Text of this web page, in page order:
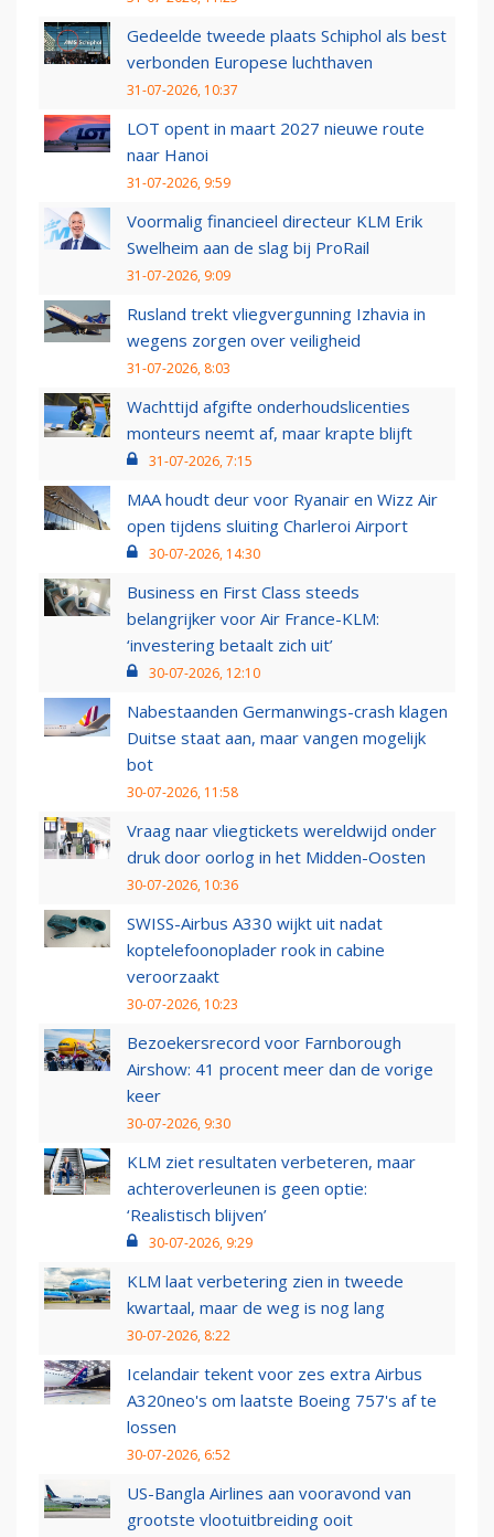
Gedeelde tweede plaats Schiphol als best
verbonden Europese luchthaven
31-07-2026, 10:37
LOT opent in maart 2027 nieuwe route
naar Hanoi
31-07-2026, 9:59
Voormalig financieel directeur KLM Erik
Swelheim aan de slag bij ProRail
31-07-2026, 9:09
Rusland trekt vliegvergunning Izhavia in
wegens zorgen over veiligheid
31-07-2026, 8:03
Wachttijd afgifte onderhoudslicenties
monteurs neemt af, maar krapte blijft
31-07-2026, 7:15
MAA houdt deur voor Ryanair en Wizz Air
open tijdens sluiting Charleroi Airport
30-07-2026, 14:30
Business en First Class steeds
belangrijker voor Air France-KLM:
‘investering betaalt zich uit’
30-07-2026, 12:10
Nabestaanden Germanwings-crash klagen
Duitse staat aan, maar vangen mogelijk
bot
30-07-2026, 11:58
Vraag naar vliegtickets wereldwijd onder
druk door oorlog in het Midden-Oosten
30-07-2026, 10:36
SWISS-Airbus A330 wijkt uit nadat
koptelefoonoplader rook in cabine
veroorzaakt
30-07-2026, 10:23
Bezoekersrecord voor Farnborough
Airshow: 41 procent meer dan de vorige
keer
30-07-2026, 9:30
KLM ziet resultaten verbeteren, maar
achteroverleunen is geen optie:
‘Realistisch blijven’
30-07-2026, 9:29
KLM laat verbetering zien in tweede
kwartaal, maar de weg is nog lang
30-07-2026, 8:22
Icelandair tekent voor zes extra Airbus
A320neo's om laatste Boeing 757's af te
lossen
30-07-2026, 6:52
US-Bangla Airlines aan vooravond van
grootste vlootuitbreiding ooit